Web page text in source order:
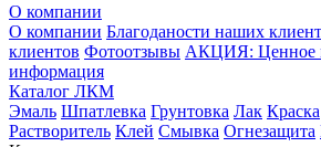
О компании
О компании Благоданости наших
клиентов Фотоотзывы АКЦИЯ: Ценное
информация
Каталог ЛКМ
Эмаль Шпатлевка Грунтовка Лак Краска
Растворитель Клей Смывка Огнезащита